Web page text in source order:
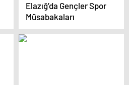
Elazığ’da Gençler Spor
Müsabakaları